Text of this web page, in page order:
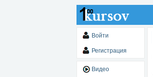
Войти
Регистрация
Видео